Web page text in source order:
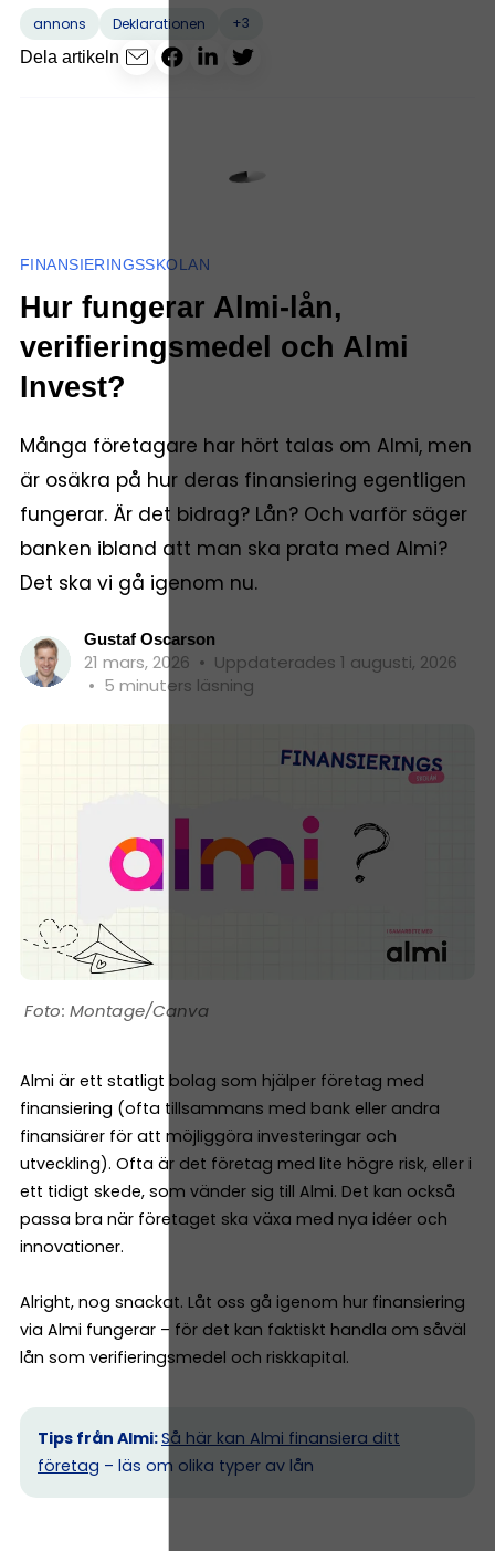
annons Deklarationen
+3
Dela artikeln
FINANSIERINGSSKOLAN
Hur fungerar Almi-lån,
verifieringsmedel och Almi
Invest?
Många företagare har hört talas om Almi, men
är osäkra på hur deras finansiering egentligen
fungerar. Är det bidrag? Lån? Och varför säger
banken ibland att man ska prata med Almi?
Det ska vi gå igenom nu.
Gustaf Oscarson
21 mars, 2026 • Uppdaterades 1 augusti, 2026
• 5 minuters läsning
Montage/Canva
Almi är ett statligt bolag som hjälper företag med
finansiering (ofta tillsammans med bank eller andra
finansiärer för att möjliggöra investeringar och
utveckling). Ofta är det företag med lite högre risk, eller i
ett tidigt skede, som vänder sig till Almi. Det kan också
passa bra när företaget ska växa med nya idéer och
innovationer.
Alright, nog snackat. Låt oss gå igenom hur finansiering
via Almi fungerar – för det kan faktiskt handla om såväl
lån som verifieringsmedel och riskkapital.
Tips från Almi:Så här kan Almi finansiera ditt
företag – läs om olika typer av lån